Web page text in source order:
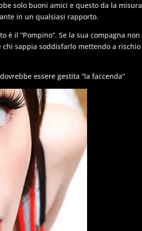
solo buoni amici e questo da la misura
in un qualsiasi rapporto.
è il “Pompino”. Se la sua compagna non
sappia soddisfarlo mettendo a rischio
essere gestita “la faccenda”